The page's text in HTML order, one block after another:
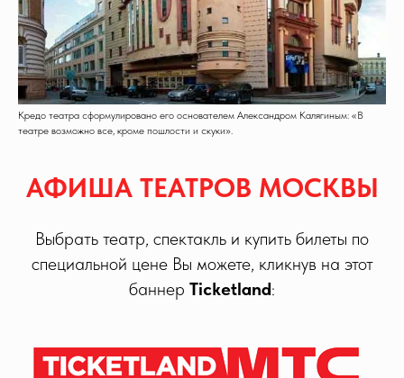
Кредо театра сформулировано его основателем Александром Калягиным: «В
театре возможно все, кроме пошлости и скуки».
АФИША ТЕАТРОВ МОСКВЫ
Выбрать театр, спектакль и купить билеты по
специальной цене Вы можете, кликнув на этот
баннер Ticketland: